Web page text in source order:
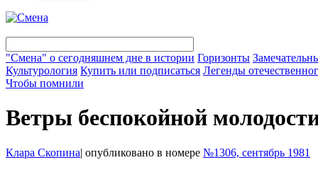
"Смена" о сегодняшнем дне в истории Горизонты
Культурология Купить или подписаться Легенды
Чтобы помнили
Ветры беспокойной
Клара Скопина| опубликовано в номере №1306, сентябрь 1981